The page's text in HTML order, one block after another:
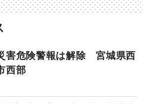
害危険警報は解除 宮城県西
西部